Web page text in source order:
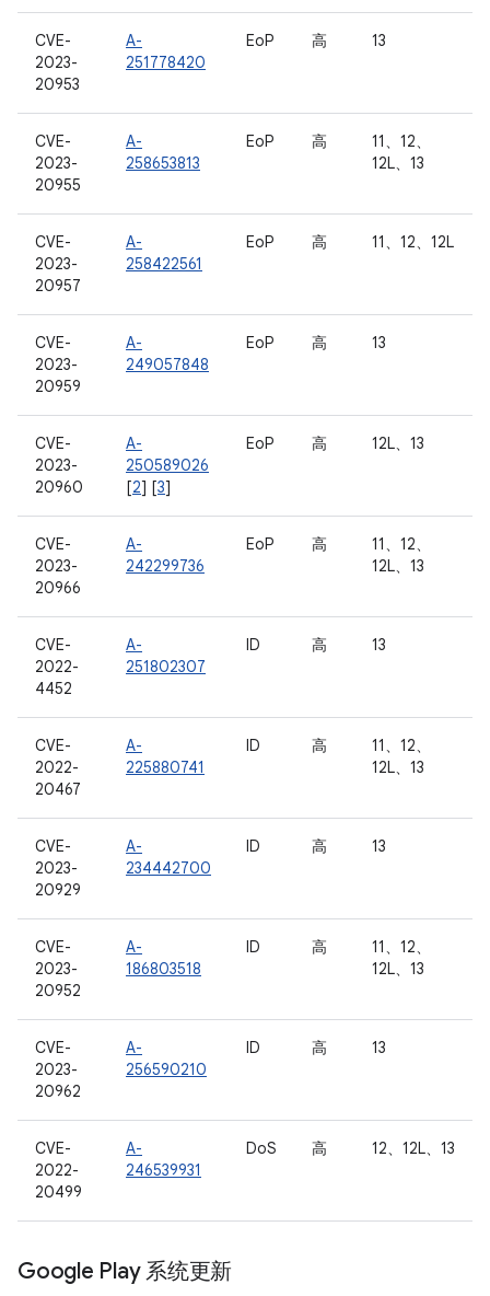
CVE-
2023-
20953
A-
251778420
EoP 高 13
CVE-
2023-
20955
A-
258653813
EoP 高
11、12、
12L、13
CVE-
2023-
20957
A-
258422561
EoP 高 11、12、12L
CVE-
2023-
20959
A-
249057848
EoP 高 13
CVE-
2023-
20960
A-
250589026
[2] [3]
EoP 高 12L、13
CVE-
2023-
20966
A-
242299736
EoP 高
11、12、
12L、13
CVE-
2022-
4452
A-
251802307
ID 高 13
CVE-
2022-
20467
A-
225880741
ID 高
11、12、
12L、13
CVE-
2023-
20929
A-
234442700
ID 高 13
CVE-
2023-
20952
A-
186803518
ID 高
11、12、
12L、13
CVE-
2023-
20962
A-
256590210
ID 高 13
CVE-
2022-
20499
A-
246539931
DoS 高 12、12L、13
Google Play 系统更新